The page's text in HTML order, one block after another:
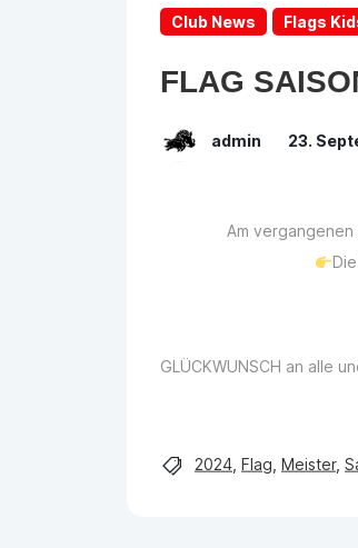
Club News Flags
FLAG
admin 23.
Am vergangenen
GLÜCKWUNSCH an alle
2024 Flag Meister,